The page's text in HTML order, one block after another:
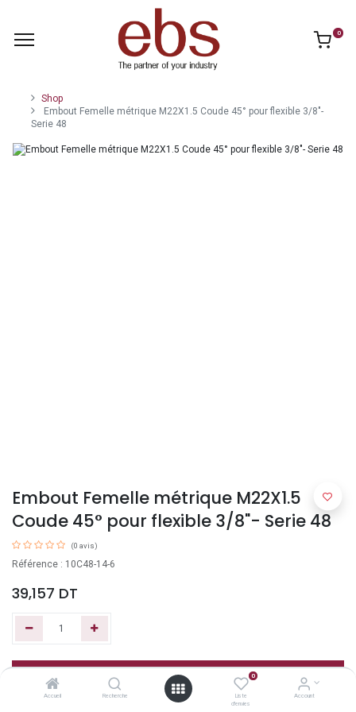
Accueil Recherche
0
Liste
d'envies
Account
0
Shop
Embout Femelle métrique M22X1.5 Coude 45° pour flexible 3/8"-
Serie 48
Embout Femelle métrique M22X1.5
Coude 45° pour flexible 3/8"- Serie 48
(0 avis)
Référence : 10C48-14-6
39,157 DT
Ajouter au panier